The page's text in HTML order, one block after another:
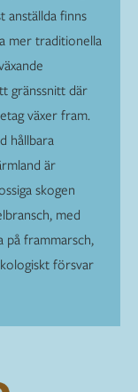
anställda finns
mer traditionella
gränssnitt där
växer fram.
hållbara
är
skogen
med
på frammarsch,
försvar